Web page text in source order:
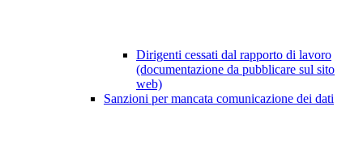
Dirigenti cessati dal rapporto di lavoro
(documentazione da pubblicare sul sito
web)
Sanzioni per mancata comunicazione dei dati